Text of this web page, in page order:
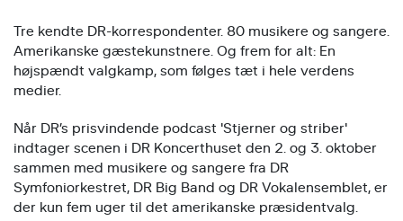
Tre kendte DR-korrespondenter. 80 musikere og sangere.
Amerikanske gæstekunstnere. Og frem for alt: En
højspændt valgkamp, som følges tæt i hele verdens
medier.
Når DR’s prisvindende podcast 'Stjerner og striber'
indtager scenen i DR Koncerthuset den 2. og 3. oktober
sammen med musikere og sangere fra DR
Symfoniorkestret, DR Big Band og DR Vokalensemblet, er
der kun fem uger til det amerikanske præsidentvalg.